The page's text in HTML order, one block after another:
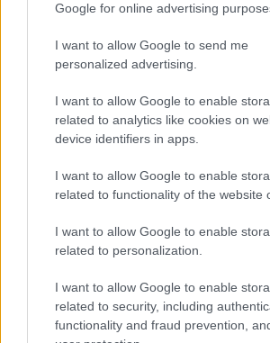
Google for online advertising
I want to allow Google to send me
personalized advertising.
I want to allow Google to enable
related to analytics like cookies on
device identifiers in apps.
I want to allow Google to enable
related to functionality of the website
I want to allow Google to enable
related to personalization.
I want to allow Google to enable
related to security, including
functionality and fraud prevention,
4. Az előkészített formába
erősen. Ehhez a tetejére folpackot
öklömmel próbálom a müzlit minél
5. Leveszem a tetejéről a fóliát, és
megsütöm. Ezen a ponton még
szeletelés előtt a hűtőbe tenni. Egy
feldarabolom. Elképzelhető, hogy
visszatenni a hűtőbe (amihez
türelmem), és utána újra